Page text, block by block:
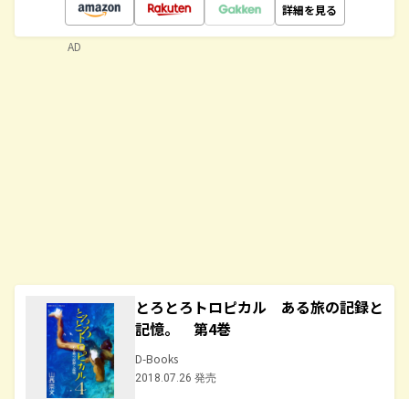
詳細を見る
とろとろトロピカル ある旅の記録と
記憶。 第4巻
D-Books
2018.07.26 発売
AD